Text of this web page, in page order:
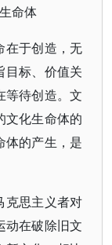
命体
在于创造，无
目标、价值关
等待创造。文
文化生命体的
体的产生，是
克思主义者对
动在破除旧文